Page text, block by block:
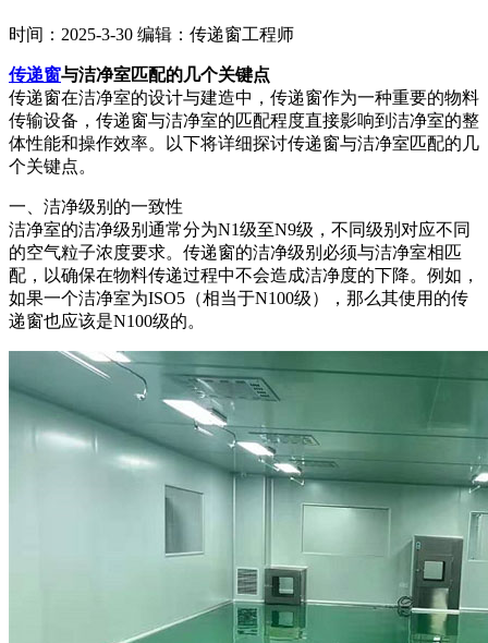
时间：2025-3-30 编辑：传递窗工程师
传递窗与洁净室匹配的几个关键点
传递窗在洁净室的设计与建造中，传递窗作为一种重要的物料
传输设备，传递窗与洁净室的匹配程度直接影响到洁净室的整
体性能和操作效率。以下将详细探讨传递窗与洁净室匹配的几
个关键点。
一、洁净级别的一致性
洁净室的洁净级别通常分为N1级至N9级，不同级别对应不同
的空气粒子浓度要求。传递窗的洁净级别必须与洁净室相匹
配，以确保在物料传递过程中不会造成洁净度的下降。例如，
如果一个洁净室为ISO5（相当于N100级），那么其使用的传
递窗也应该是N100级的。